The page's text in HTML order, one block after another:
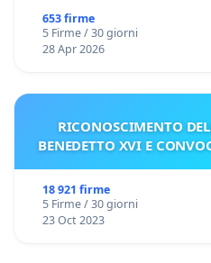
653 firme
5 Firme / 30 giorni
28 Apr 2026
RICONOSCIMENTO
BENEDETTO XVI E
18 921 firme
5 Firme / 30 giorni
23 Oct 2023